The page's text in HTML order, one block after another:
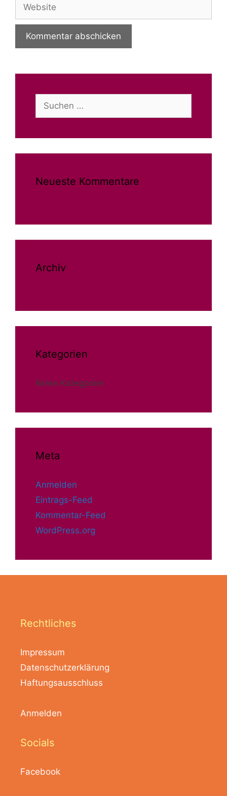
nach:
Neueste Kommentare
Archiv
Kategorien
Keine Kategorien
Meta
Anmelden
Eintrags-Feed
Kommentar-Feed
WordPress.org
Rechtliches
Impressum
Datenschutzerklärung
Haftungsausschluss
Anmelden
Socials
Facebook